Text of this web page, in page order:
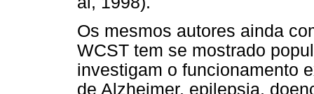
Os mesmos autores ainda
WCST tem se mostrado
investigam o funcionamento
de Alzheimer, epilepsia,